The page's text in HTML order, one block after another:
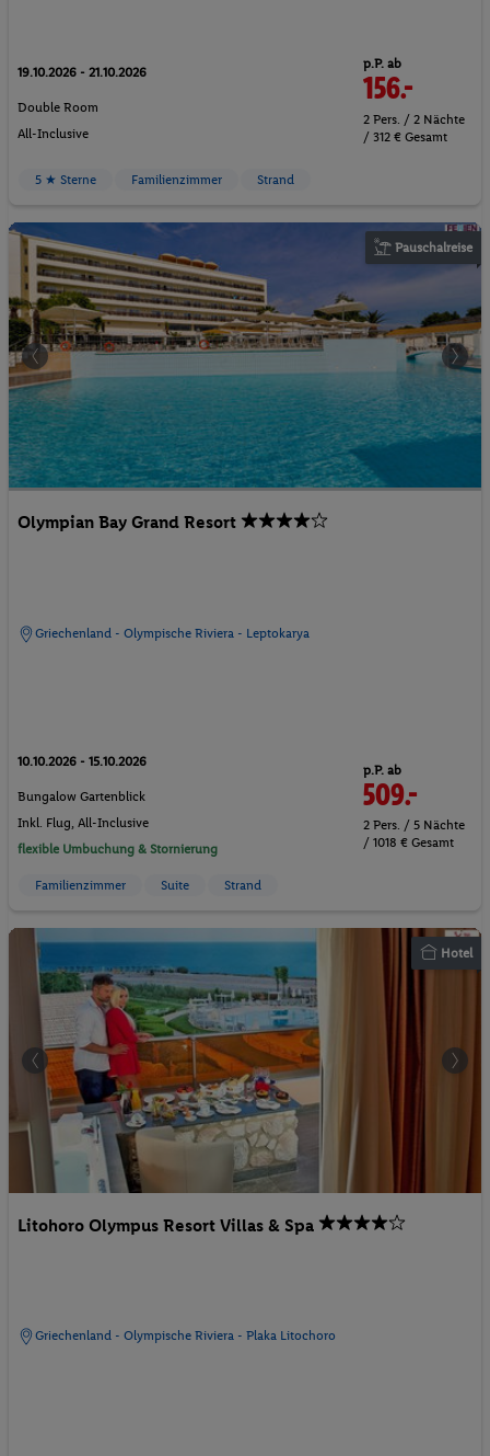
19.10.2026 - 21.10.2026
Double Room
All-Inclusive
p.P. ab
156.-
2 Pers. / 2 Nächte
/ 312 € Gesamt
5 ★ Sterne Familienzimmer Strand
Pauschalreise
Olympian Bay Grand Resort
Griechenland - Olympische Riviera - Leptokarya
10.10.2026 - 15.10.2026
Bungalow Gartenblick
Inkl. Flug, All-Inclusive
flexible Umbuchung & Stornierung
p.P. ab
509.-
2 Pers. / 5 Nächte
/ 1018 € Gesamt
Familienzimmer Suite Strand
Hotel
Litohoro Olympus Resort Villas & Spa
Griechenland - Olympische Riviera - Plaka Litochoro